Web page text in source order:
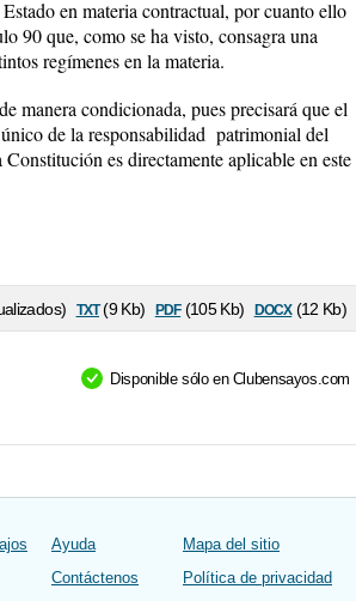
en materia contractual, por cuanto ello
90 que, como se ha visto, consagra una
regímenes en la materia.
manera condicionada, pues precisará que el
de la responsabilidad patrimonial del
es directamente aplicable en este
txt(9 Kb) pdf(105 Kb) docx(12 Kb)
Disponible sólo en Clubensayos.com
Ayuda
Contáctenos
Mapa del sitio
Política de privacidad